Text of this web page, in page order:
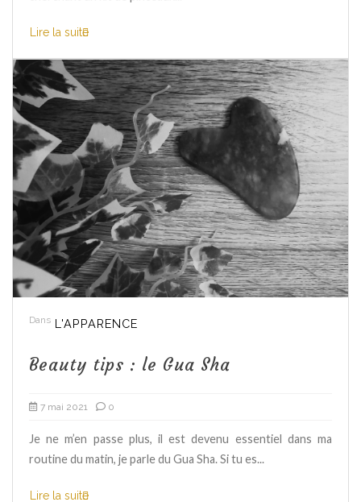
Lire la suite
Dans L'APPARENCE
Beauty tips : le Gua Sha
7 mai 2021 0
Je ne m’en passe plus, il est devenu essentiel dans ma
routine du matin, je parle du Gua Sha. Si tu es...
Lire la suite